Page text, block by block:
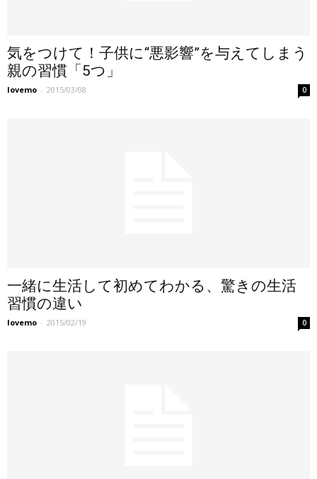
気をつけて！子供に“悪影響”を与えてしまう
親の習慣「5つ」
lovemo - 2015/03/08 0
一緒に生活して初めてわかる、驚きの生活
習慣の違い
lovemo - 2015/02/19 0